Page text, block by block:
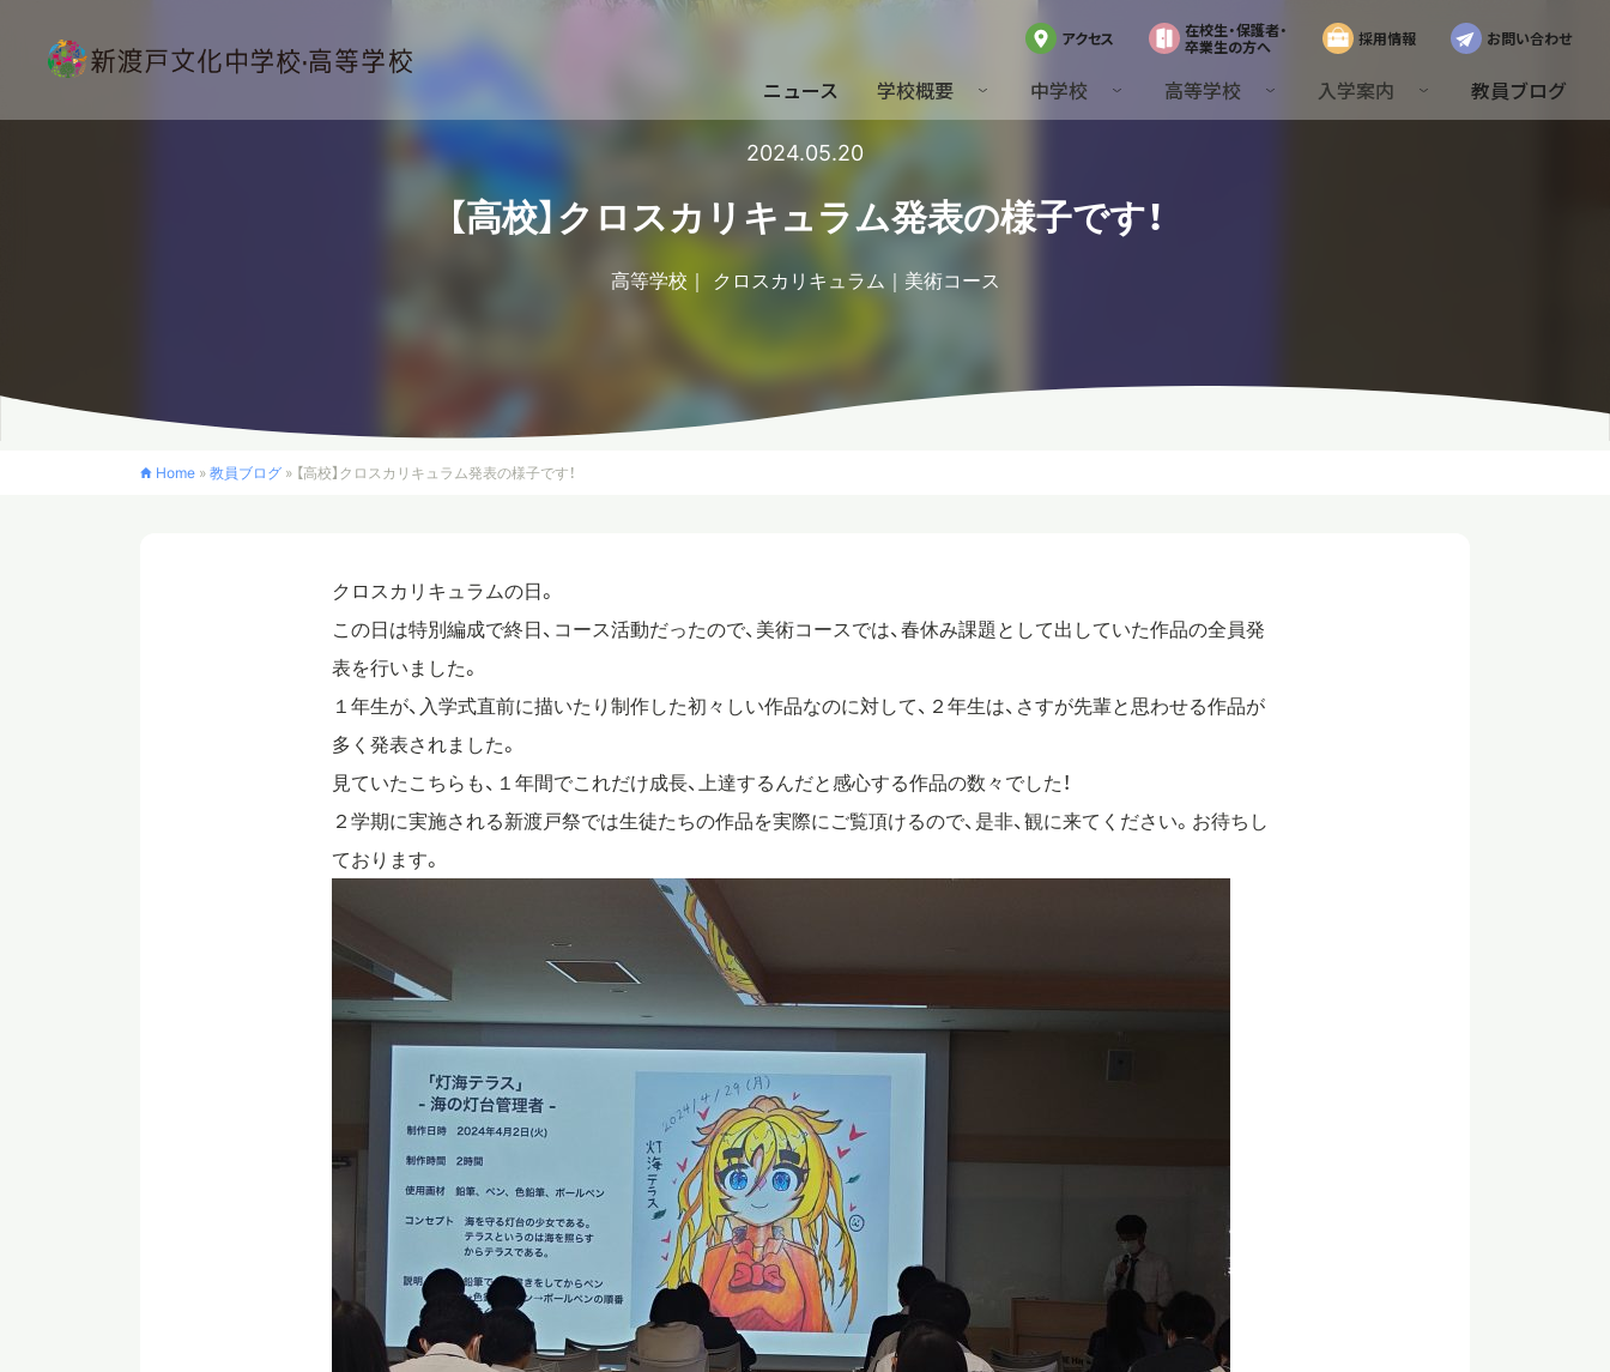
アクセス
在校生・保護者・
卒業生の方へ
採用情報 お問い合わせ
ニュース 学校概要 中学校 高等学校 入学案内 教員ブログ
2024.05.20
【高校】クロスカリキュラム発表の様子です！
高等学校 クロスカリキュラム 美術コース
Home » 教員ブログ » 【高校】クロスカリキュラム発表の様子です！
クロスカリキュラムの日。
この日は特別編成で終日、コース活動だったので、美術コースでは、春休み課題として出していた作品の全員発
表を行いました。
１年生が、入学式直前に描いたり制作した初々しい作品なのに対して、２年生は、さすが先輩と思わせる作品が
多く発表されました。
見ていたこちらも、１年間でこれだけ成長、上達するんだと感心する作品の数々でした！
２学期に実施される新渡戸祭では生徒たちの作品を実際にご覧頂けるので、是非、観に来てください。お待ちし
ております。